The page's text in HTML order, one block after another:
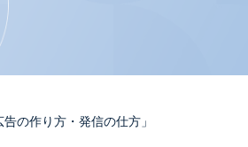
の作り方・発信の仕方」